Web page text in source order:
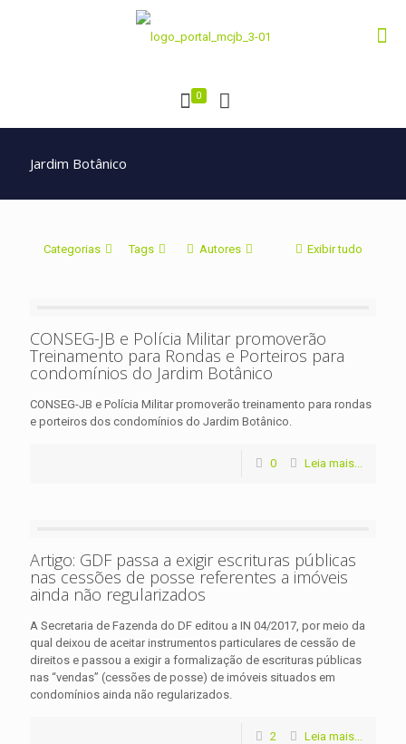
0
Jardim Botânico
Categorias Tags Autores Exibir tudo
⁠⁠⁠CONSEG-JB e Polícia Militar promoverão
Treinamento para Rondas e Porteiros para
condomínios do Jardim Botânico
CONSEG-JB e Polícia Militar promoverão treinamento para rondas
e porteiros dos condomínios do Jardim Botânico.
0 Leia mais...
Artigo: GDF passa a exigir escrituras públicas
nas cessões de posse referentes a imóveis
ainda não regularizados
A Secretaria de Fazenda do DF editou a IN 04/2017, por meio da
qual deixou de aceitar instrumentos particulares de cessão de
direitos e passou a exigir a formalização de escrituras públicas
nas “vendas” (cessões de posse) de imóveis situados em
condomínios ainda não regularizados.
2 Leia mais...